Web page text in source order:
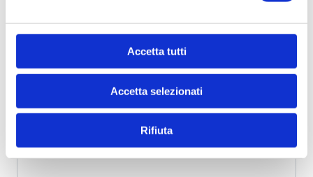
Accetta tutti
Accetta selezionati
Rifiuta